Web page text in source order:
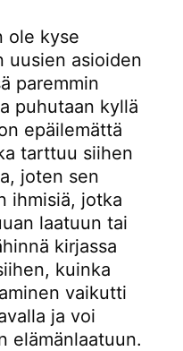
ole kyse
uusien asioiden
paremmin
puhutaan kyllä
epäilemättä
tarttuu siihen
joten sen
ihmisiä, jotka
laatuun tai
kirjassa
kuinka
vaikutti
ja voi
elämänlaatuun.